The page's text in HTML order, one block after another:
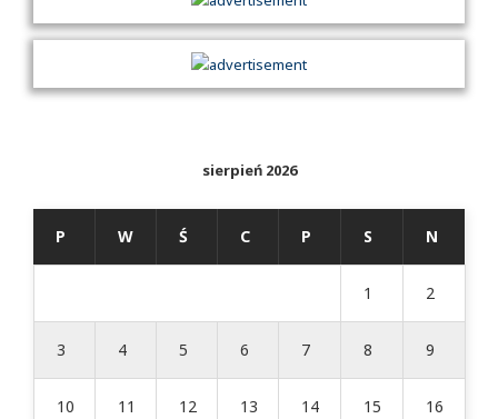
sierpień 2026
P W Ś C P S N
1 2
3 4 5 6 7 8 9
10 11 12 13 14 15 16